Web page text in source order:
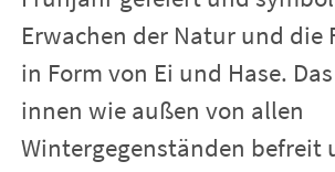
Eindrücke
Gedichte & mehr
Erwachen der Natur und die
in Form von Ei und Hase.
innen wie außen von allen
Wintergegenständen befreit